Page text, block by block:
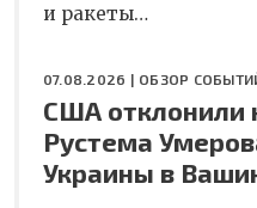
и ракеты…
07.08.2026 | ОБЗОР
США отклонили
Рустема
Украины в